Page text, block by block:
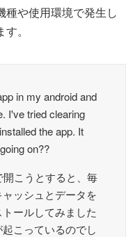
種や使用環境で発生し
。
in my android and
I've tried clearing
the app. It
on??
開こうとすると、毎
ッシュとデータを
ールしてみました
こっているのでし